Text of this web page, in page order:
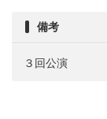
備考
３回公演